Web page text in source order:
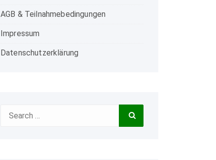
AGB & Teilnahmebedingungen
Impressum
Datenschutzerklärung
Search
Search